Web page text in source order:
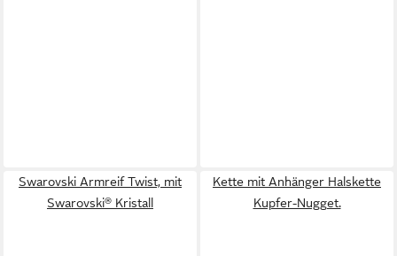
Swarovski Armreif Twist, mit
Swarovski® Kristall
Kette mit Anhänger Halskette
Kupfer-Nugget.